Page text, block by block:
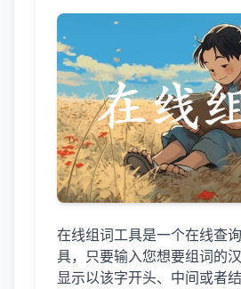
在线组词工具是一个在线查
具，只要输入您想要组词的
显示以该字开头、中间或者